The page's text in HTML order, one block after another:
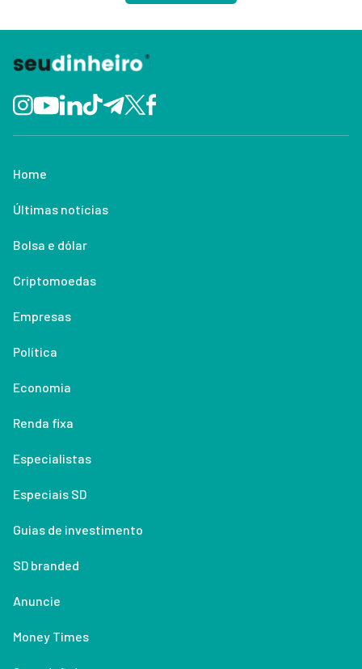
Home
Últimas notícias
Bolsa e dólar
Criptomoedas
Empresas
Política
Economia
Renda fixa
Especialistas
Especiais SD
Guias de investimento
SD branded
Anuncie
Money Times